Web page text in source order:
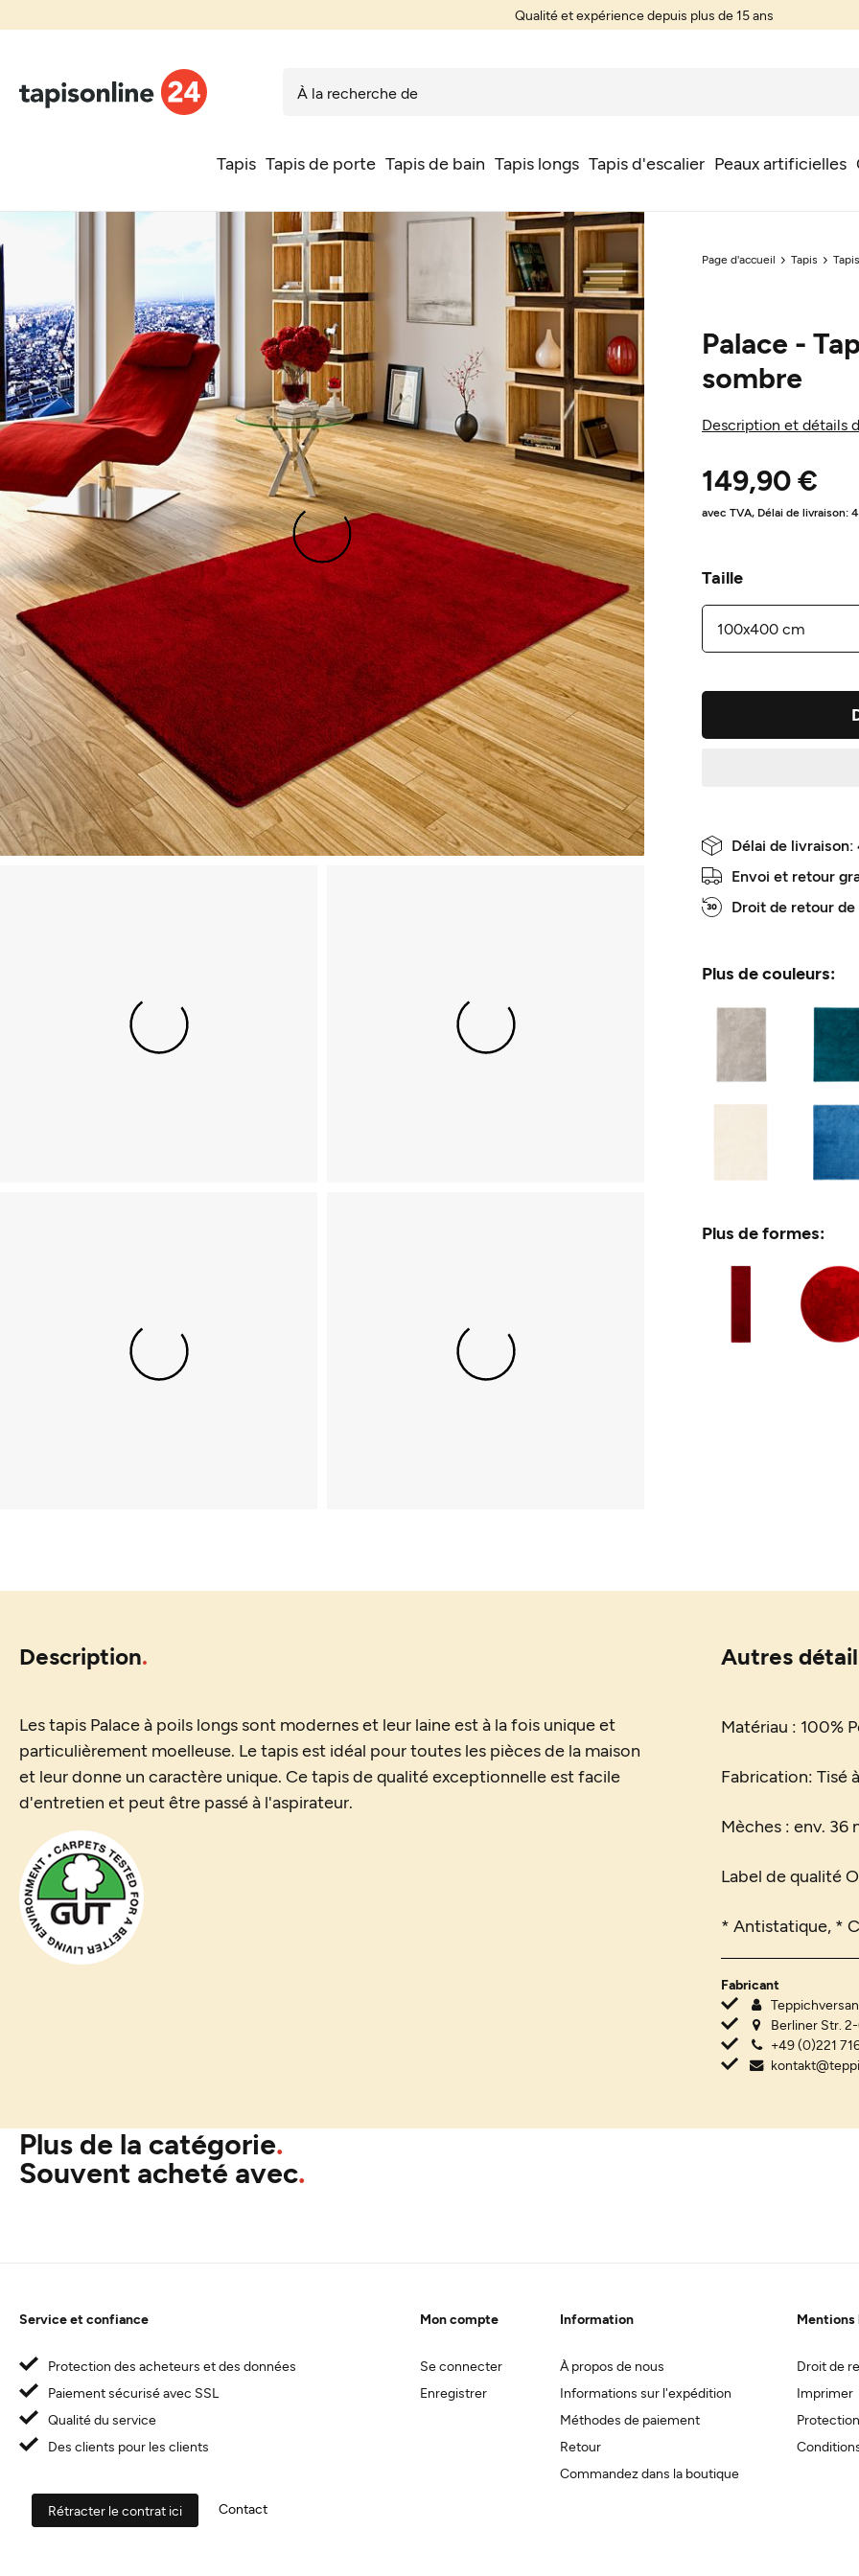
Qualité et expérience depuis plus de 15 ans
Tapis Tapis de porte Tapis de bain Tapis longs Tapis d'escalier Peaux artificielles
Page d'accueil Tapis
Palace -
sombre
Description et détails
149,90 €
avec TVA, Délai de livraison:
Taille
Délai de
Envoi et retour
Droit de retour
Plus de couleurs:
Plus de formes:
Description
Les tapis Palace à poils longs sont modernes et leur laine est à la fois unique et
particulièrement moelleuse. Le tapis est idéal pour toutes les pièces de la maison
et leur donne un caractère unique. Ce tapis de qualité exceptionnelle est facile
d'entretien et peut être passé à l'aspirateur.
Autres
Matériau : 100%
Fabrication: Tisé
Mèches : env.
Label de qualité
* Antistatique, *
Fabricant
Berliner Str.
+49 (0)221
Plus de la catégorie
Souvent acheté avec
Mon compte
Se connecter
Enregistrer
Information
À propos de nous
Informations sur l'expédition
Méthodes de paiement
Retour
Commandez dans la boutique
Mentions
Droit de
Imprimer
Service et confiance
Protection des acheteurs et des données
Paiement sécurisé avec SSL
Qualité du service
Des clients pour les clients
Rétracter le contrat ici Contact